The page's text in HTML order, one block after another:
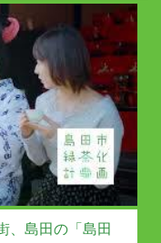
、島田の「島田